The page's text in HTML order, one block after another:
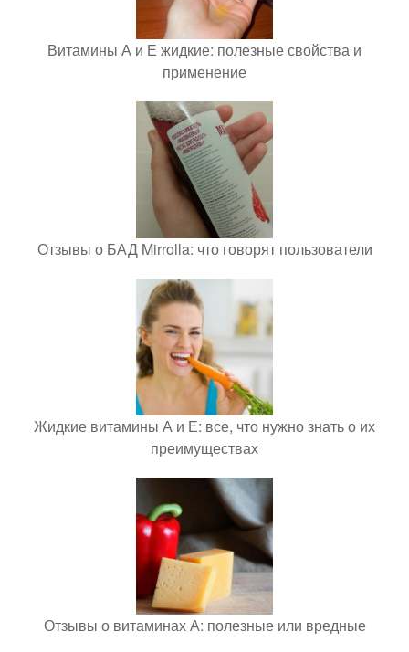
Витамины А и Е жидкие: полезные свойства и
применение
Отзывы о БАД Mirrolla: что говорят пользователи
Жидкие витамины А и Е: все, что нужно знать о их
преимуществах
Отзывы о витаминах А: полезные или вредные